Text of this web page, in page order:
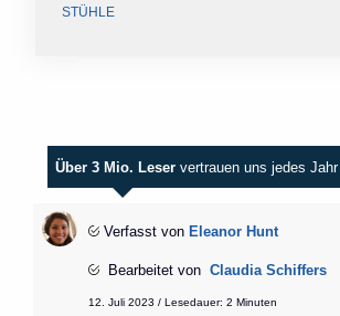
STÜHLE
Über 3 Mio. Leser vertrauen uns jedes Jahr
Verfasst von Eleanor Hunt
Bearbeitet von Claudia Schiffers
12. Juli 2023 / Lesedauer: 2 Minuten